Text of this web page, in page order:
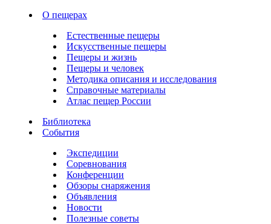
О пещерах
Естественные пещеры
Искусственные пещеры
Пещеры и жизнь
Пещеры и человек
Методика описания и исследования
Справочные материалы
Атлас пещер России
Библиотека
События
Экспедиции
Соревнования
Конференции
Обзоры снаряжения
Объявления
Новости
Полезные советы